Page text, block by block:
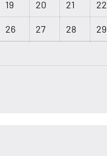
19 20 21 22
26 27 28 29